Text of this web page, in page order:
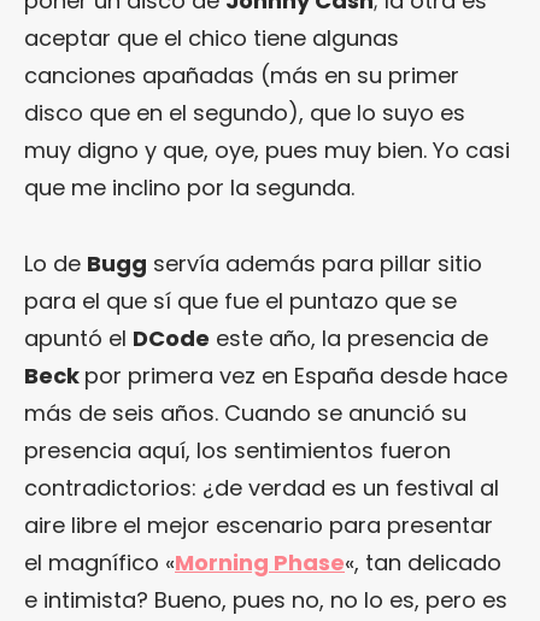
aceptar que el chico tiene algunas
canciones apañadas (más en su primer
disco que en el segundo), que lo suyo es
muy digno y que, oye, pues muy bien. Yo casi
que me inclino por la segunda.
Lo de Bugg servía además para pillar sitio
para el que sí que fue el puntazo que se
apuntó el DCode este año, la presencia de
Beck por primera vez en España desde hace
más de seis años. Cuando se anunció su
presencia aquí, los sentimientos fueron
contradictorios: ¿de verdad es un festival al
aire libre el mejor escenario para presentar
el magnífico «Morning Phase«, tan delicado
e intimista? Bueno, pues no, no lo es, pero es